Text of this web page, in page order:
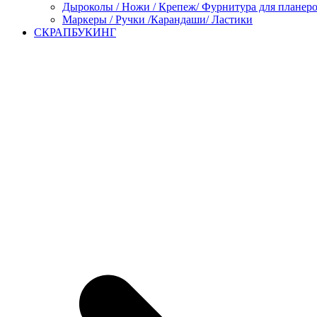
Дыроколы / Ножи / Крепеж/ Фурнитура для
Маркеры / Ручки /Карандаши/ Ластики
СКРАПБУКИНГ